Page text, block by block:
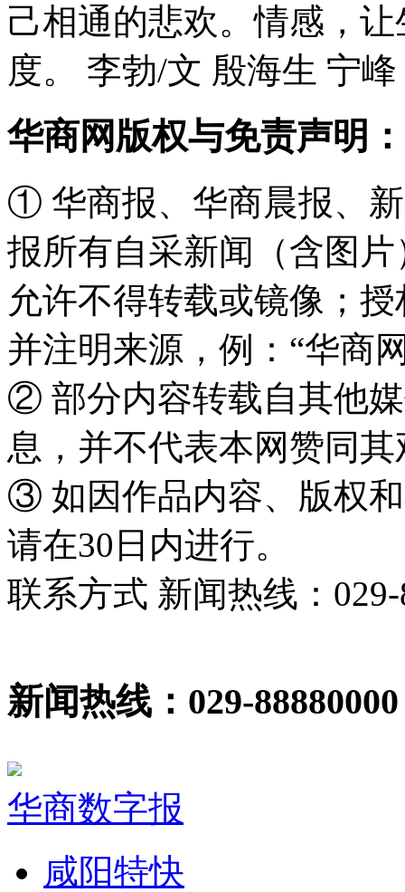
己相通的悲欢。情感，
度。 李勃/文 殷海生 宁
华商网版权与免责声明：
① 华商报、华商晨报、
报所有自采新闻（含图
允许不得转载或镜像；
并注明来源，例：“华商
② 部分内容转载自其他
息，并不代表本网赞同
③ 如因作品内容、版权
请在30日内进行。
联系方式 新闻热线：029-
新闻热线：029-88880000
华商数字报
咸阳特快